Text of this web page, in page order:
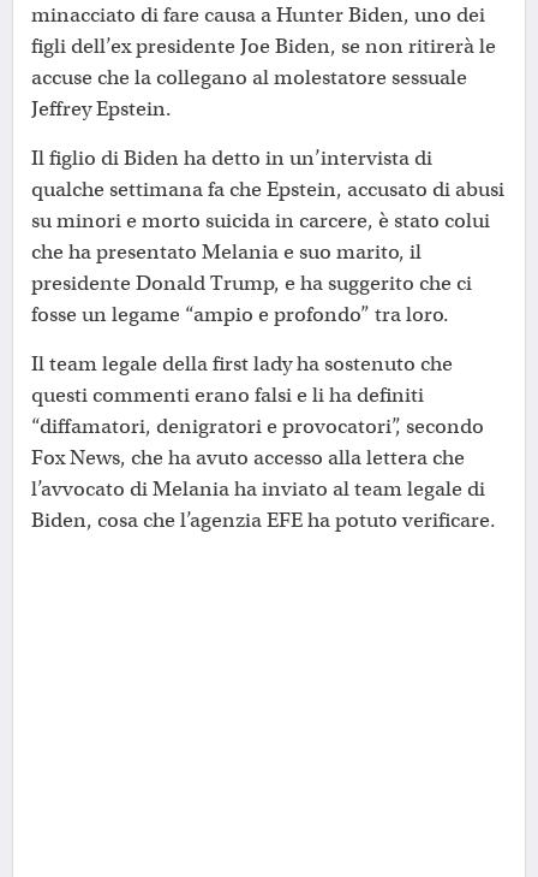
minacciato di fare causa a Hunter Biden, uno dei
figli dell’ex presidente Joe Biden, se non ritirerà le
accuse che la collegano al molestatore sessuale
Jeffrey Epstein.
Il figlio di Biden ha detto in un’intervista di
qualche settimana fa che Epstein, accusato di abusi
su minori e morto suicida in carcere, è stato colui
che ha presentato Melania e suo marito, il
presidente Donald Trump, e ha suggerito che ci
fosse un legame “ampio e profondo” tra loro.
Il team legale della first lady ha sostenuto che
questi commenti erano falsi e li ha definiti
“diffamatori, denigratori e provocatori”, secondo
Fox News, che ha avuto accesso alla lettera che
l’avvocato di Melania ha inviato al team legale di
Biden, cosa che l’agenzia EFE ha potuto verificare.